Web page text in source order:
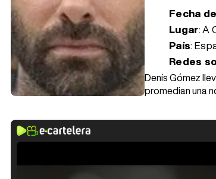
Fecha
Lugar: A
País:
Redes
Denís Gómez
promedian una